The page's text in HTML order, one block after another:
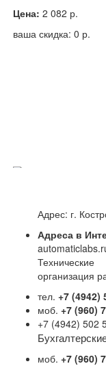
Цена: 2 082 р.
ваша скидка: 0 р.
22108 Honeywell
помещении, 5 ...
Под заказ
Цена: 37 149р.
ваша скидка:0р.
Адрес: г.
Адреса в
организация
тел. +7 (4942)
моб. +7 (960)
+7 (4942) 502
моб. +7 (960)